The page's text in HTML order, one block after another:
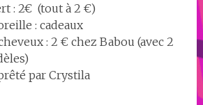
: 2€ (tout à 2 €)
: cadeaux
: 2 € chez Babou (avec 2
par Crystila